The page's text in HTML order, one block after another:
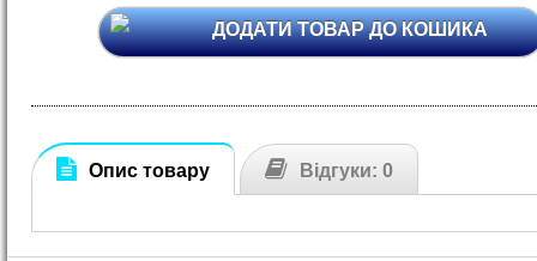
ДОДАТИ ТОВАР ДО КОШИКА
Опис товару Відгуки: 0